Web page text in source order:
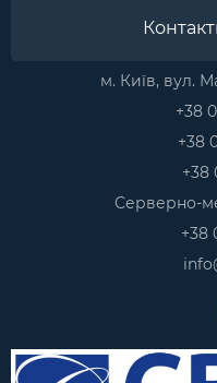
м. Київ, вул.
+38
+38
+38
Серверно-
+38